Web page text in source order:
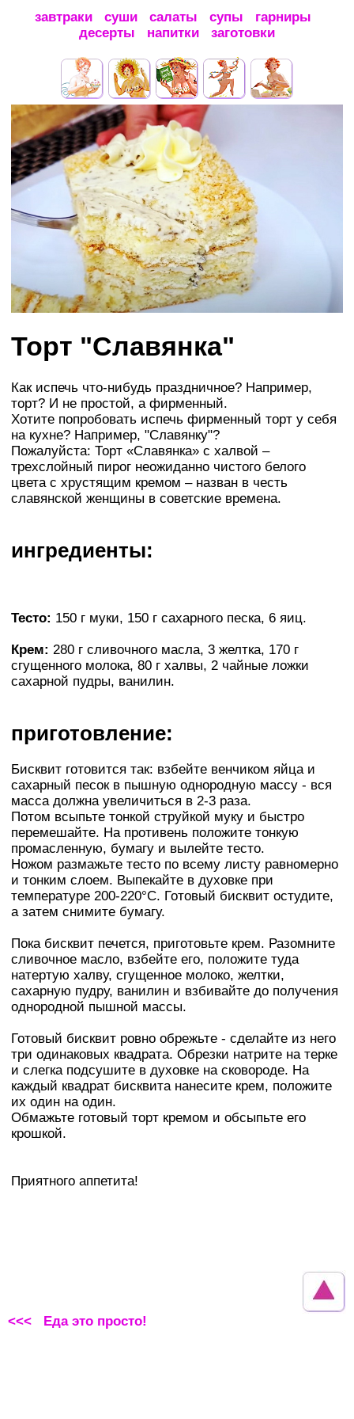
завтраки суши салаты супы
гарниры
десерты
напитки заготовки
Торт "Славянка"
Как испечь что-нибудь праздничное? Например,
торт? И не простой, а фирменный.
Хотите попробовать испечь фирменный торт у себя
на кухне? Например, "Славянку"?
Пожалуйста: Торт «Славянка» с халвой –
трехслойный пирог неожиданно чистого белого
цвета с хрустящим кремом – назван в честь
славянской женщины в советские времена.
ингредиенты:
Тесто: 150 г муки, 150 г сахарного песка, 6 яиц.
Крем: 280 г сливочного масла, 3 желтка, 170 г
сгущенного молока, 80 г халвы, 2 чайные ложки
сахарной пудры, ванилин.
приготовление:
Бисквит готовится так: взбейте венчиком яйца и
сахарный песок в пышную однородную массу - вся
масса должна увеличиться в 2-3 раза.
Потом всыпьте тонкой струйкой муку и быстро
перемешайте. На противень положите тонкую
промасленную, бумагу и вылейте тесто.
Ножом размажьте тесто по всему листу равномерно
и тонким слоем. Выпекайте в духовке при
температуре 200-220°С. Готовый бисквит остудите,
а затем снимите бумагу.
Пока бисквит печется, приготовьте крем. Разомните
сливочное масло, взбейте его, положите туда
натертую халву, сгущенное молоко, желтки,
сахарную пудру, ванилин и взбивайте до получения
однородной пышной массы.
Готовый бисквит ровно обрежьте - сделайте из него
три одинаковых квадрата. Обрезки натрите на терке
и слегка подсушите в духовке на сковороде. На
каждый квадрат бисквита нанесите крем, положите
их один на один.
Обмажьте готовый торт кремом и обсыпьте его
крошкой.
Приятного аппетита!
<<< Еда это просто!